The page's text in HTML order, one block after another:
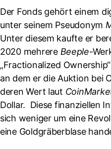
Der Fonds gehört einem
unter seinem Pseudonym
Unter diesem kaufte er
2020 mehrere Beeple-
„Fractionalized
an dem er die Auktion bei
deren Wert laut
Dollar. Diese finanziellen
sich weniger um eine
eine Goldgräberblase